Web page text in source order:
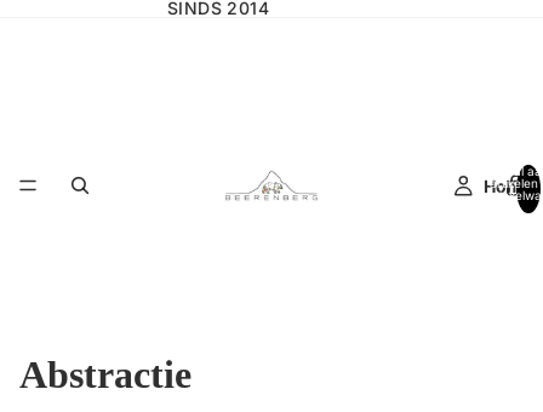
SINDS 2014
Home
Totaal
artikelen
Abstractie